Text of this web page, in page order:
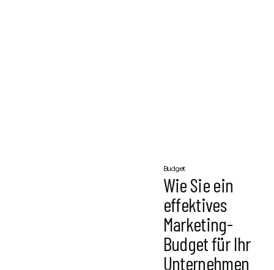
Budget
Wie Sie ein
effektives
Marketing-
Budget für Ihr
Unternehmen